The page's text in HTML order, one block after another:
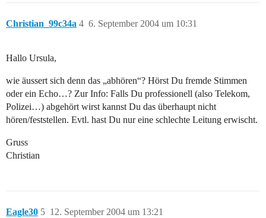
Christian_99c34a 6. September 2004 um 10:31
4
Hallo Ursula,
wie äussert sich denn das „abhören“? Hörst Du fremde Stimmen
oder ein Echo…? Zur Info: Falls Du professionell (also Telekom,
Polizei…) abgehört wirst kannst Du das überhaupt nicht
hören/feststellen. Evtl. hast Du nur eine schlechte Leitung erwischt.
Gruss
Christian
Eagle30 12. September 2004 um 13:21
5